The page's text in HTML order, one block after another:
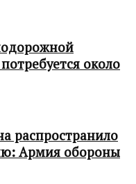
около
распространило
Армия обороны